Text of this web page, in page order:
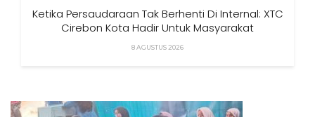
Ketika Persaudaraan Tak Berhenti Di Internal: XTC
Cirebon Kota Hadir Untuk Masyarakat
8 AGUSTUS 2026